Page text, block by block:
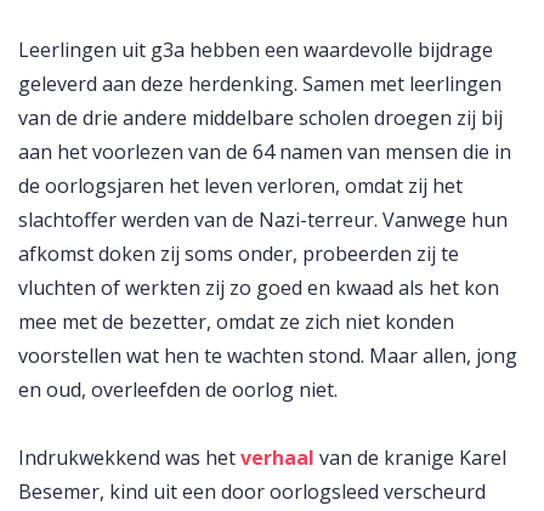
Leerlingen uit g3a hebben een waardevolle bijdrage
geleverd aan deze herdenking. Samen met leerlingen
van de drie andere middelbare scholen droegen zij bij
aan het voorlezen van de 64 namen van mensen die in
de oorlogsjaren het leven verloren, omdat zij het
slachtoffer werden van de Nazi-terreur. Vanwege hun
afkomst doken zij soms onder, probeerden zij te
vluchten of werkten zij zo goed en kwaad als het kon
mee met de bezetter, omdat ze zich niet konden
voorstellen wat hen te wachten stond. Maar allen, jong
en oud, overleefden de oorlog niet.
Indrukwekkend was hetverhaal van de kranige Karel
Besemer, kind uit een door oorlogsleed verscheurd